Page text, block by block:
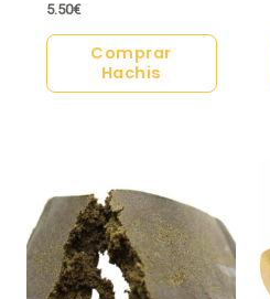
5.50€
Comprar
Hachis